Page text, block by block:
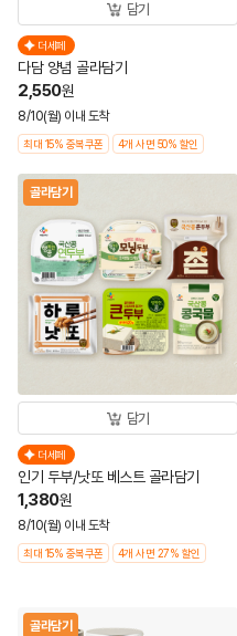
담기
더세페
다담 양념 골라담기
2,550원
8/10(월) 이내 도착
최대 15% 중복쿠폰 4개 사면 50% 할인
골라담기
담기
더세페
인기 두부/낫또 베스트 골라담기
1,380원
8/10(월) 이내 도착
최대 15% 중복쿠폰 4개 사면 27% 할인
골라담기